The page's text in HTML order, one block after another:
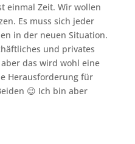
einmal Zeit. Wir wollen
Es muss sich jeder
in der neuen Situation.
und privates
das wird wohl eine
Herausforderung für
😉 Ich bin aber